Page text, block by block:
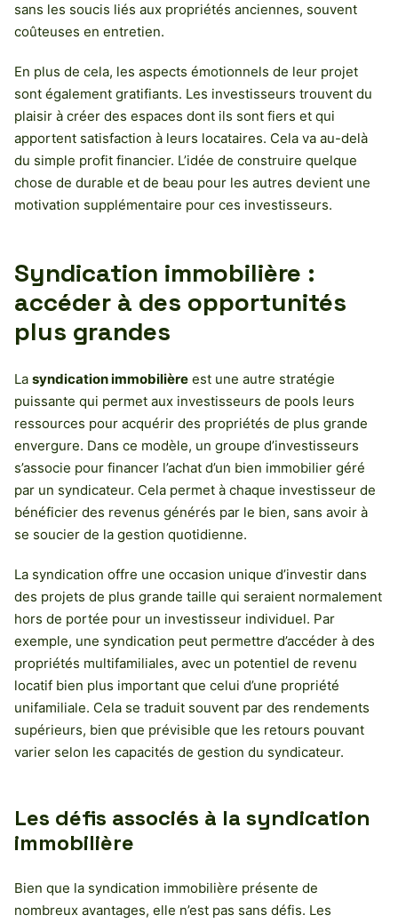
sans les soucis liés aux propriétés anciennes, souvent
coûteuses en entretien.
En plus de cela, les aspects émotionnels de leur projet
sont également gratifiants. Les investisseurs trouvent du
plaisir à créer des espaces dont ils sont fiers et qui
apportent satisfaction à leurs locataires. Cela va au-delà
du simple profit financier. L’idée de construire quelque
chose de durable et de beau pour les autres devient une
motivation supplémentaire pour ces investisseurs.
Syndication immobilière :
accéder à des opportunités
plus grandes
La syndication immobilière est une autre stratégie
puissante qui permet aux investisseurs de pools leurs
ressources pour acquérir des propriétés de plus grande
envergure. Dans ce modèle, un groupe d’investisseurs
s’associe pour financer l’achat d’un bien immobilier géré
par un syndicateur. Cela permet à chaque investisseur de
bénéficier des revenus générés par le bien, sans avoir à
se soucier de la gestion quotidienne.
La syndication offre une occasion unique d’investir dans
des projets de plus grande taille qui seraient normalement
hors de portée pour un investisseur individuel. Par
exemple, une syndication peut permettre d’accéder à des
propriétés multifamiliales, avec un potentiel de revenu
locatif bien plus important que celui d’une propriété
unifamiliale. Cela se traduit souvent par des rendements
supérieurs, bien que prévisible que les retours pouvant
varier selon les capacités de gestion du syndicateur.
Les défis associés à la syndication
immobilière
Bien que la syndication immobilière présente de
nombreux avantages, elle n’est pas sans défis. Les